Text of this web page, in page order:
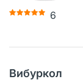
6
Вибуркол